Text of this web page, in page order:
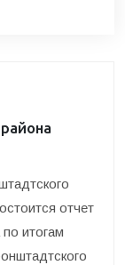
отчет
итогам